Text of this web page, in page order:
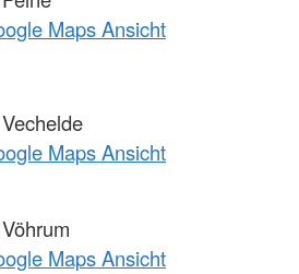
Maps Ansicht
Maps Ansicht
Maps Ansicht